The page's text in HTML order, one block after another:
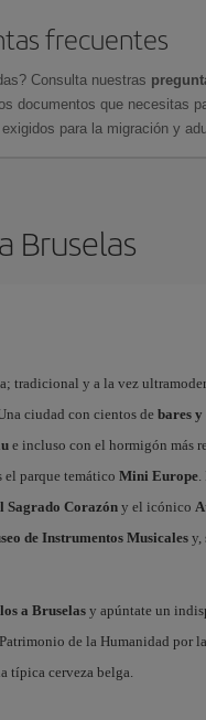
frecuentes
Consulta nuestras
documentos que necesitas
para la migración y
Bruselas
tradicional y a la vez
ciudad con cientos de bares y
e incluso con el hormigón más
el parque temático Mini Europe.
Sagrado Corazóny el icónico
de Instrumentos Musicalesy,
a Bruselasy apúntate un
de la Humanidad por
típica cerveza belga.